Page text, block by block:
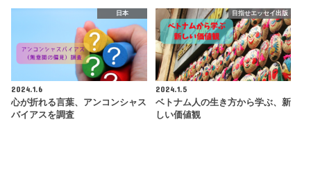
日本
2024.1.6
心が折れる言葉、アンコンシャス
バイアスを調査
目指せエッセイ出版
2024.1.5
ベトナム人の生き方から学ぶ、新
しい価値観